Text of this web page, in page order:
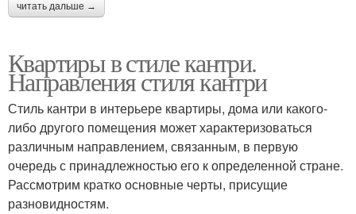
читать дальше →
Квартиры в стиле кантри.
Направления стиля кантри
Стиль кантри в интерьере квартиры, дома или какого-
либо другого помещения может характеризоваться
различным направлением, связанным, в первую
очередь с принадлежностью его к определенной стране.
Рассмотрим кратко основные черты, присущие
разновидностям.